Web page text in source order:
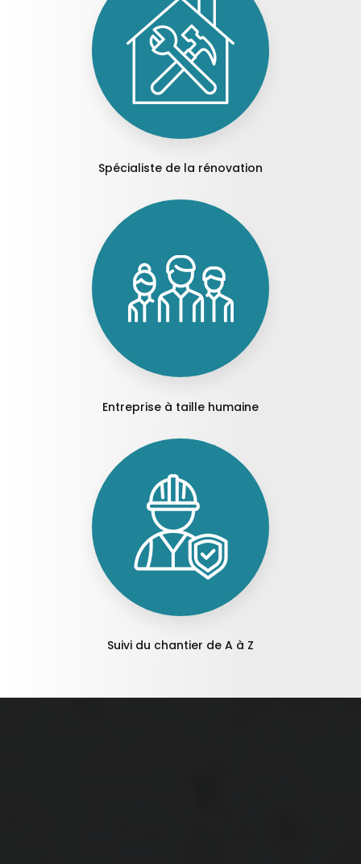
Spécialiste de la rénovation
Entreprise à taille humaine
Suivi du chantier de A à Z